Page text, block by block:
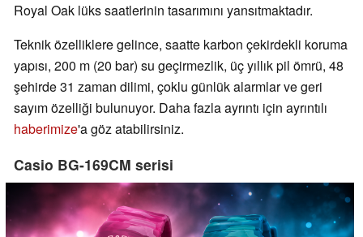
Royal Oak lüks saatlerinin tasarımını yansıtmaktadır.
Teknik özelliklere gelince, saatte karbon çekirdekli koruma
yapısı, 200 m (20 bar) su geçirmezlik, üç yıllık pil ömrü, 48
şehirde 31 zaman dilimi, çoklu günlük alarmlar ve geri
sayım özelliği bulunuyor. Daha fazla ayrıntı için ayrıntılı
haberimize'a göz atabilirsiniz.
Casio BG-169CM serisi